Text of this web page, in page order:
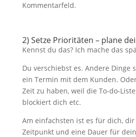
Kommentarfeld.
2) Setze Prioritäten – plane
Kennst du das? Ich mache das
Du verschiebst es. Andere Dinge
ein Termin mit dem Kunden.
Zeit zu haben, weil die To-do-
blockiert dich etc.
Am einfachsten ist es für dich,
Zeitpunkt und eine Dauer für